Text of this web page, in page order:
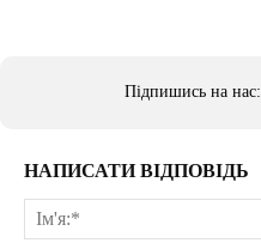
Підпишись на нас:
НАПИСАТИ ВІДПОВІДЬ